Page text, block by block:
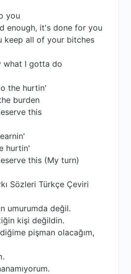
you
enough, it's done for you
keep all of your bitches
what I gotta do
the hurtin'
burden
this
hurtin'
this (My turn)
Sözleri Türkçe Çeviri
umurumda değil.
kişi değildin.
pişman olacağım,